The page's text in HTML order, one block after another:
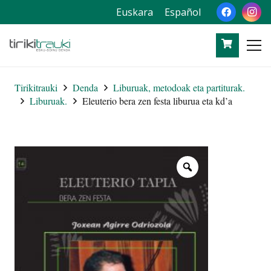
Euskara Español
Tirikitrauki Denda
Liburuak, metodoak eta partiturak.
Liburuak.
Eleuterio bera zen festa liburua eta kd’a